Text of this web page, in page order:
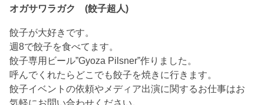
オガサワラガク (餃子超人)
餃子が大好きです。
週8で餃子を食べてます。
餃子専用ビール”Gyoza Pilsner”作りました。
呼んでくれたらどこでも餃子を焼きに行きます。
餃子イベントの依頼やメディア出演に関するお仕事はお
気軽にお問い合わせください。